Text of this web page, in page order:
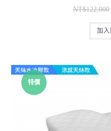
NT$122,000
加
特價